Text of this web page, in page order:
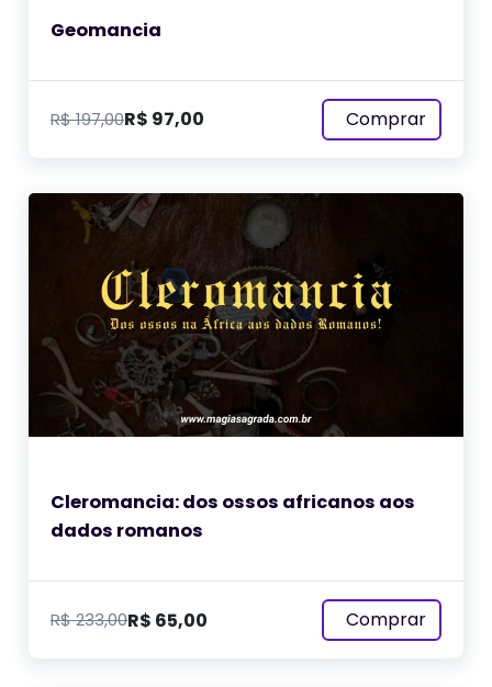
Geomancia
R$197,00R$ 97,00 Comprar
Cleromancia: dos ossos africanos aos
dados romanos
R$233,00R$ 65,00 Comprar